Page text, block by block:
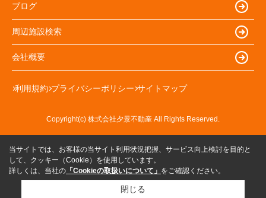
ブログ
周辺施設検索
会社概要
利用規約 プライバシーポリシー サイトマップ
Copyright(c) 株式会社夕景不動産 All Rights Reserved.
当サイトでは、お客様の当サイト利用状況把握、サービス向上検討を目的と
して、クッキー（Cookie）を使用しています。
詳しくは、当社の 「Cookieの取扱いについて」 をご確認ください。
閉じる